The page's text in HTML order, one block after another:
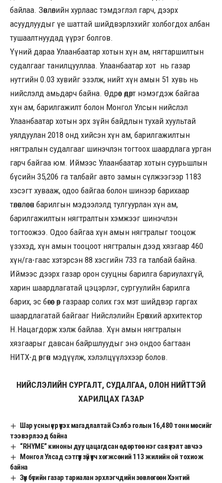
байлаа. Зөвлөлийн хурлаас тэмдэглэл гарч, дээрх
асуудлуудыг үе шаттай шийдвэрлэхийг холбогдох албан
тушаалтнуудад үүрэг болгов.
Үүний дараа Улаанбаатар хотын хүн ам, нягтаршилтын
судалгааг танилцууллаа. Улаанбаатар хот нь газар
нутгийн 0.03 хувийг эзэлж, нийт хүн амын 51 хувь нь
нийслэлд амьдарч байна. Өдрөөс өдөрт нэмэгдэж байгаа
хүн ам, барилгажилт болон Монгол Улсын нийслэл
Улаанбаатар хотын эрх зүйн байдлын тухай хуультай
уялдуулан 2018 онд хийсэн хүн ам, барилгажилтын
нягтралын судалгааг шинэчлэн тогтоох шаардлага урган
гарч байгаа юм. Иймээс Улаанбаатар хотын суурьшлын
бүсийн 35,206 га талбайг авто замын сүлжээгээр 1183
хэсэгт хувааж, одоо байгаа болон шинээр барихаар
төлөвлөсөн барилгын мэдээлэлд тулгуурлан хүн ам,
барилгажилтын нягтралтын хэмжээг шинэчлэн
тогтоожээ. Одоо байгаа хүн амын нягтралыг тооцож
үзэхэд, хүн амын тооцоот нягтралын дээд хязгаар 460
хүн/га-гаас хэтэрсэн 88 хэсгийн 733 га талбай байна.
Иймээс дээрх газар орон сууцны барилга бариулахгүй,
харин шаардлагатай цэцэрлэг, сургуулийн барилга
барих, эс бөгөөс өөр газраар солих гэх мэт шийдвэр гаргах
шаардлагатай байгааг Нийслэлийн Ерөнхий архитектор
Н.Нацагдорж хэлж байлаа. Хүн амын нягтралын
хязгаарыг давсан байршлуудыг энэ ондоо багтаан
НИТХ-д өргөн мэдүүлж, хэлэлцүүлэхээр болов.
НИЙСЛЭЛИЙН СУРГАЛТ, СУДАЛГАА, ОЛОН НИЙТТЭЙ
ХАРИЛЦАХ ГАЗАР
Шар усны үер үүсэх магадлалтай Сэлбэ голын 16,480 тонн мөсийг
тээвэрлээд байна
“RHYME” киноны дуу цацагдсан өдөртөө нэг сая үзэлт авчээ
Монгол Улсад сэтгүүл зүй үүсч хөгжсөний 113 жилийн ой тохиож
байна
Зүүн бүсийн газар тариалан эрхлэгчдийн зөвлөгөөн Хэнтий